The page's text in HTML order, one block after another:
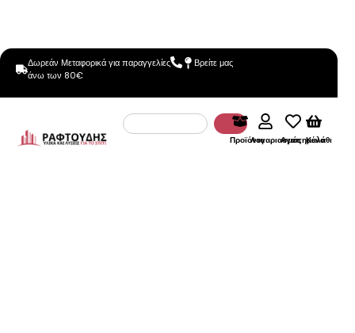
Δωρεάν Μεταφορικά για παραγγελίες
άνω των 80€
Βρείτε μας
ΠροϊόνταΛογαριασμόςΑγαπημένα
Καλάθι